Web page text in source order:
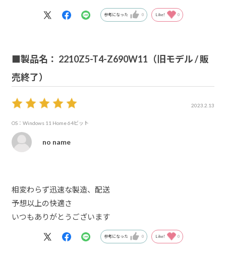
参考になった 0 Like! 0
■製品名： 2210Z5-T4-Z690W11（旧モデル / 販
売終了）
2023.2.13
OS：Windows 11 Home 64ビット
no name
相変わらず迅速な製造、配送
予想以上の快適さ
いつもありがとうございます
参考になった 0 Like! 0